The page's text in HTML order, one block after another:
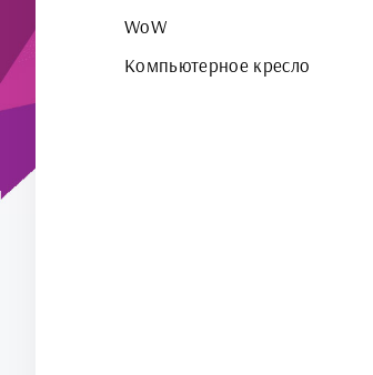
WoW
Компьютерное кресло